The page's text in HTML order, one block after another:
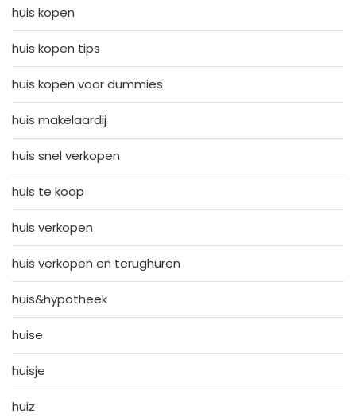
huis kopen
huis kopen tips
huis kopen voor dummies
huis makelaardij
huis snel verkopen
huis te koop
huis verkopen
huis verkopen en terughuren
huis&hypotheek
huise
huisje
huiz